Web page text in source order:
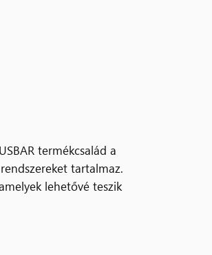
termékcsalád a
tartalmaz.
lehetővé teszik